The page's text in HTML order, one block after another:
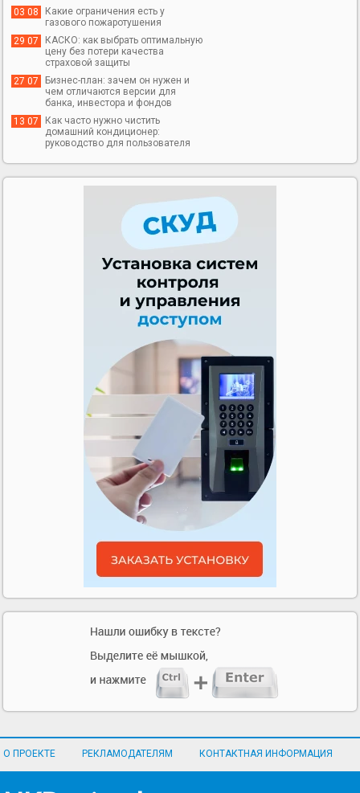
03 08
Какие ограничения есть у
газового пожаротушения
29 07
КАСКО: как выбрать оптимальную
цену без потери качества
страховой защиты
27 07
Бизнес-план: зачем он нужен и
чем отличаются версии для
банка, инвестора и фондов
13 07
Как часто нужно чистить
домашний кондиционер:
руководство для пользователя
О ПРОЕКТЕ РЕКЛАМОДАТЕЛЯМ КОНТАКТНАЯ ИНФОРМАЦИЯ